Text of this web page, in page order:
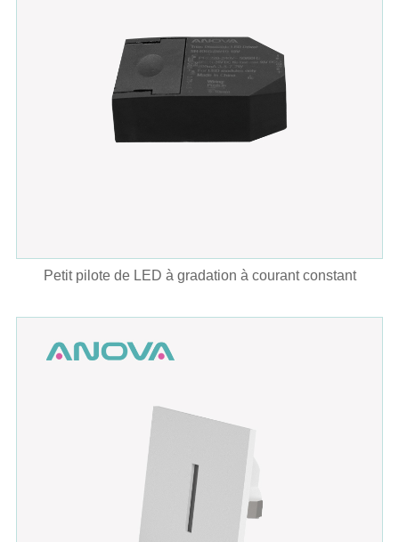
Petit pilote de LED à gradation à courant constant